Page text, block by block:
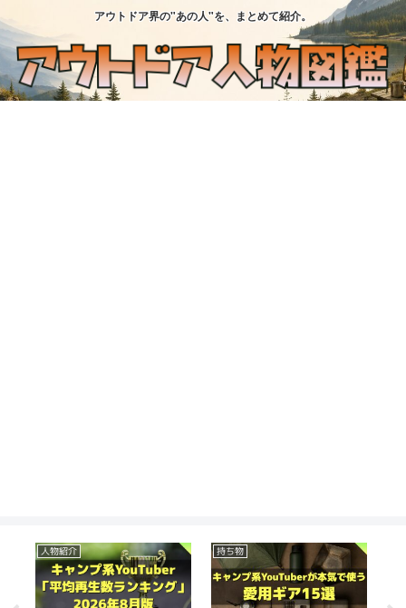
アウトドア界の"あの人"を、まとめて紹介。
人物紹介 持ち物